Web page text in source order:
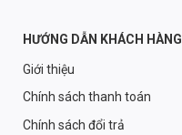
HƯỚNG DẪN KHÁCH HÀNG
Giới thiệu
Chính sách thanh toán
Chính sách đổi trả